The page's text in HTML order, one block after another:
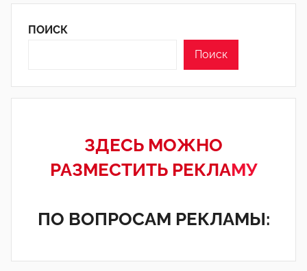
ПОИСК
Поиск
ЗДЕСЬ МОЖНО
РАЗМЕСТИТЬ РЕКЛАМУ
ПО ВОПРОСАМ РЕКЛАМЫ: